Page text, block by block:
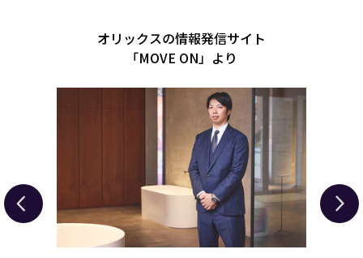
オリックスの情報発信サイト
「MOVE ON」より